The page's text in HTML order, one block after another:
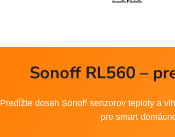
Sonoff RL560 –
Predĺžte dosah Sonoff senzorov teploty a
pre smart